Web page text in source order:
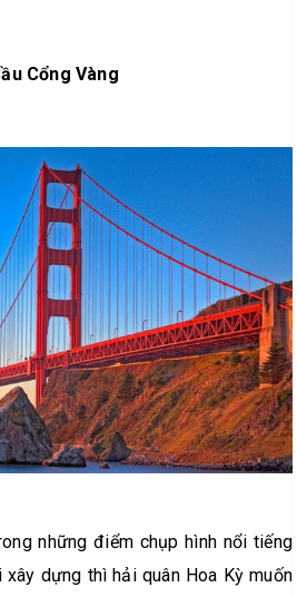
Cổng Vàng
những điểm chụp hình nổi tiếng
dựng thì hải quân Hoa Kỳ muốn